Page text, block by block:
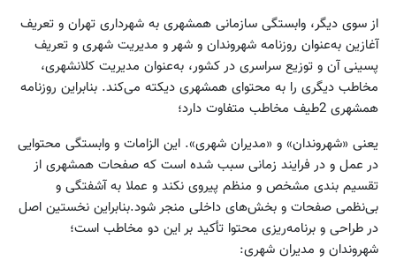
از سوی دیگر، وابستگی سازمانی همشهری به شهرداری تهران و تعریف
آغازین به‌عنوان روزنامه شهروندان و شهر و مدیریت شهری و تعریف
پسینی آن و توزیع سراسری در کشور، به‌عنوان مدیریت کلانشهری،
مخاطب دیگری را به محتوای همشهری دیکته می‌کند. بنابراین روزنامه
همشهری 2طیف مخاطب متفاوت دارد؛
یعنی «شهروندان» و «مدیران شهری». این الزامات و وابستگی محتوایی
در عمل و در فرایند زمانی سبب شده است که صفحات همشهری از
تقسیم بندی مشخص و منظم پیروی نکند و عملا به آشفتگی و
بی‌نظمی صفحات و بخش‌های داخلی منجر شود.بنابراین نخستین اصل
در طراحی و برنامه‌ریزی محتوا تأکید بر این دو مخاطب است؛
شهروندان و مدیران شهری: